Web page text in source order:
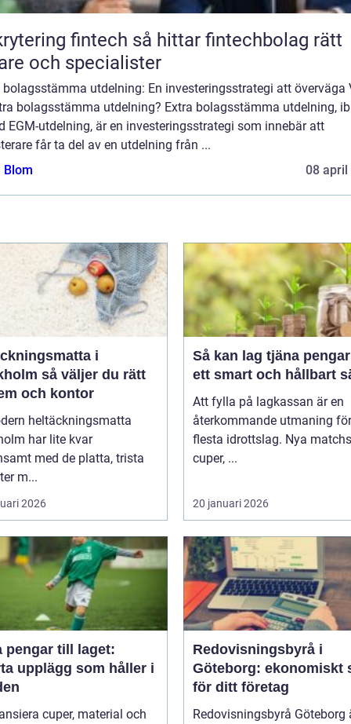
fintech så hittar fintechbolag rätt
och specialister
bolagsstämma utdelning: En investeringsstrategi att överväga
bolagsstämma utdelning? Extra bolagsstämma utdelning,
EGM-utdelning, är en investeringsstrategi som innebär att
får ta del av en utdelning från ...
Blom
08 april
i
så väljer du rätt
och kontor
heltäckningsmatta
har lite kvar
med de platta, trista
m...
2026
Så kan lag tjäna
ett smart och hållbart
Att fylla på lagkassan är en
återkommande utmaning
flesta idrottslag. Nya
cuper, ...
20 januari 2026
pengar till laget:
upplägg som håller i
cuper, material och
Redovisningsbyrå i
Göteborg: ekonomiskt
för ditt företag
Redovisningsbyrå Göteborg